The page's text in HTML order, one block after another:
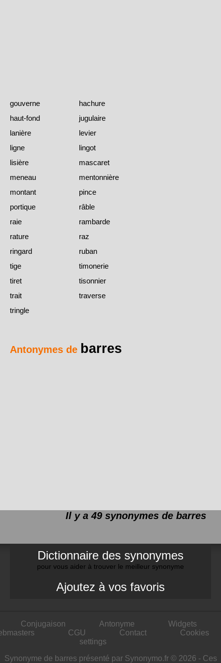
gouverne
hachure
haut-fond
jugulaire
lanière
levier
ligne
lingot
lisière
mascaret
meneau
mentonnière
montant
pince
portique
râble
raie
rambarde
rature
raz
ringard
ruban
tige
timonerie
tiret
tisonnier
trait
traverse
tringle
Antonymes de barres
Il y a 49 synonymes de barres
Dictionnaire des synonymes
pour vous aider à trouver le meilleur synonyme
Ajoutez à vos favoris
Conjugaison Antonyme
Widgets
CGU Contact
Cookies
settings
Synonyme de barres présenté par Synonymo.fr © 2026 - Ces